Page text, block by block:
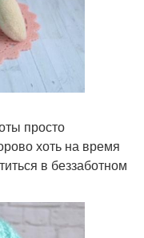
просто
хоть на время
в беззаботном